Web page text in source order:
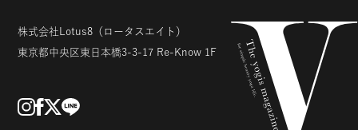
株式会社Lotus8 （ロータスエイト）
東京都中央区東日本橋3-3-17 Re-Know 1F